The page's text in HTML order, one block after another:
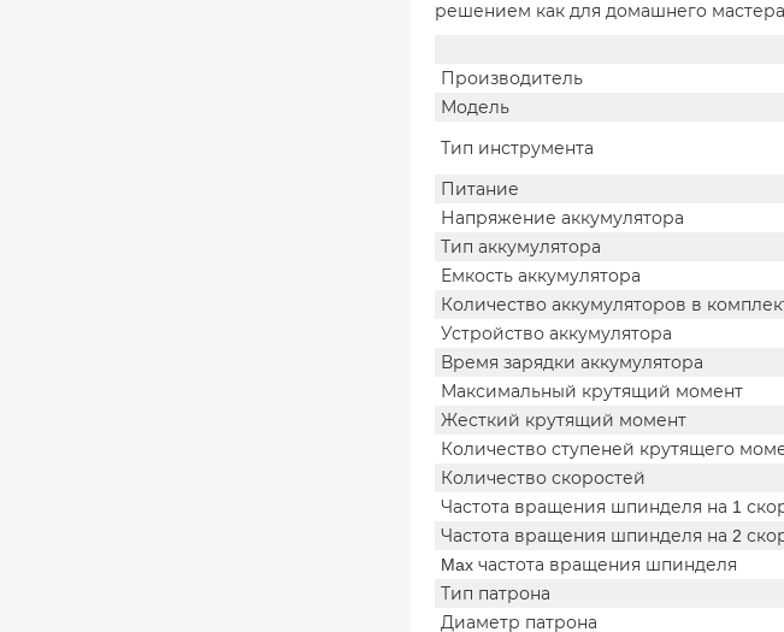
решением как для домашнего
Производитель
Модель
Тип инструмента
Питание
Напряжение аккумулятора
Тип аккумулятора
Емкость аккумулятора
Количество аккумуляторов в
Устройство аккумулятора
Время зарядки аккумулятора
Максимальный крутящий момент
Жесткий крутящий момент
Количество ступеней крутящего
Количество скоростей
Частота вращения шпинделя на 1
Частота вращения шпинделя на 2
Max частота вращения шпинделя
Тип патрона
Диаметр патрона